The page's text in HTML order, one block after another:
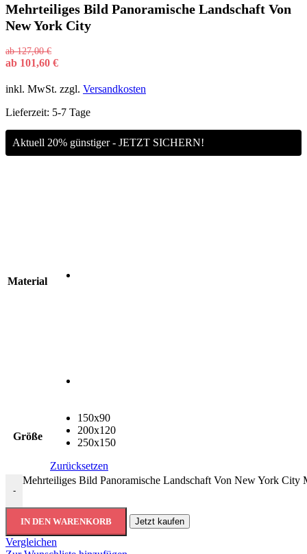
Mehrteiliges Bild Panoramische Landschaft Von
New York City
ab127,00€
ab 101,60 €
inkl. MwSt. zzgl. Versandkosten
Lieferzeit: 5-7 Tage
Aktuell 20% günstiger - JETZT SICHERN!
Material
Größe
150x90
200x120
250x150
Zurücksetzen
-
Mehrteiliges Bild Panoramische Landschaft Von New York City
IN DEN WARENKORB Jetzt kaufen
Vergleichen